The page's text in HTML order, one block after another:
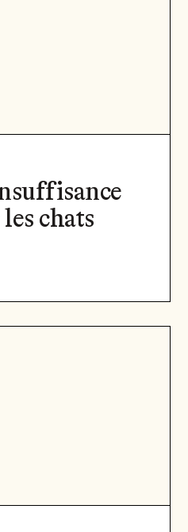
chats